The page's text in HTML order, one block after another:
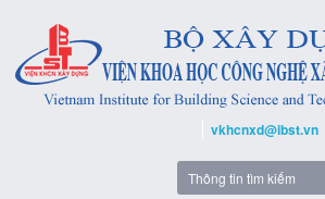
vkhcnxd@ibst.vn